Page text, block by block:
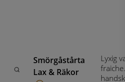
Smörgåstårta
Lax & Räkor
Lyxig